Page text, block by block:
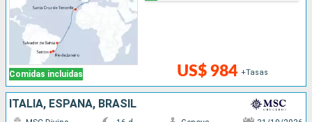
Comidas incluidas US$ 984 +Tasas
ITALIA, ESPAÑA, BRASIL